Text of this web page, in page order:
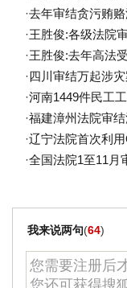
·去年审结贪污贿
·王胜俊:各级法院
·王胜俊:去年高法
· 四川审结万起涉
·河南1449件民工
·福建漳州法院审
·辽宁法院首次利
·全国法院1至11月
我来说两句(64)